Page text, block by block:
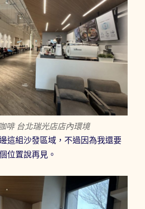
啡 台北瑞光店店內環境
這組沙發區域，不過因為我還要
位置說再見。